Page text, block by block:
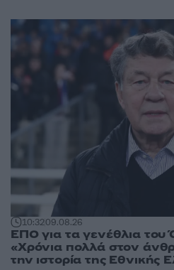
10:3209.08.26
ΕΠΟ για τα γενέθλια του
«Χρόνια πολλά στον
την ιστορία της Εθνικής